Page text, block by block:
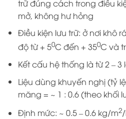
trữ đúng cách trong điều
mở, không hư hỏng
Điều kiện lưu trữ: ở nơi khô
độ từ + 50C đến + 350C và
Kết cấu hệ thống là từ 2 – 3
Liệu dùng khuyến nghị (tỷ
măng = ~ 1 : 0.6 (theo khối
Định mức: ~ 0.5 – 0.6 kg/m2